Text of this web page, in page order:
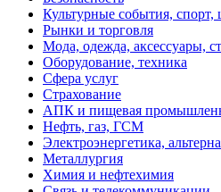
Культурные события, спорт,
Рынки и торговля
Мода, одежда, аксессуары,
Оборудование, техника
Сфера услуг
Страхование
АПК и пищевая
Нефть, газ, ГСМ
Электроэнергетика,
Металлургия
Химия и нефтехимия